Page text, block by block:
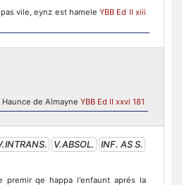
vile, eynz est hameleYBB Ed II xiii
de Almayne YBB Ed II xxvi 181
V.ABSOL.
INF. AS S.
premir qe happa l'enfaunt aprés la